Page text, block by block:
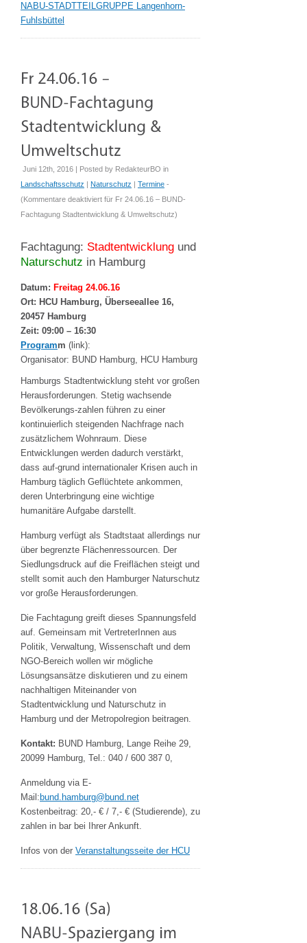
NABU-STADTTEILGRUPPE Langenhorn-
Fuhlsbüttel
Juni 12th, 2016 | Posted by RedakteurBO in
Landschaftsschutz
Naturschutz Termine -
(Kommentare deaktiviert für Fr 24.06.16 – BUND-
Fachtagung Stadtentwicklung & Umweltschutz)
Fachtagung: Stadtentwicklung und
Naturschutz in Hamburg
Datum: Freitag 24.06.16
Ort: HCU Hamburg, Überseeallee 16,
20457 Hamburg
Zeit: 09:00 – 16:30
Programm (link):
Organisator: BUND Hamburg, HCU Hamburg
Hamburgs Stadtentwicklung steht vor großen
Herausforderungen. Stetig wachsende
Bevölkerungs-zahlen führen zu einer
kontinuierlich steigenden Nachfrage nach
zusätzlichem Wohnraum. Diese
Entwicklungen werden dadurch verstärkt,
dass auf-grund internationaler Krisen auch in
Hamburg täglich Geflüchtete ankommen,
deren Unterbringung eine wichtige
humanitäre Aufgabe darstellt.
Hamburg verfügt als Stadtstaat allerdings nur
über begrenzte Flächenressourcen. Der
Siedlungsdruck auf die Freiflächen steigt und
stellt somit auch den Hamburger Naturschutz
vor große Herausforderungen.
Die Fachtagung greift dieses Spannungsfeld
auf. Gemeinsam mit VertreterInnen aus
Politik, Verwaltung, Wissenschaft und dem
NGO-Bereich wollen wir mögliche
Lösungsansätze diskutieren und zu einem
nachhaltigen Miteinander von
Stadtentwicklung und Naturschutz in
Hamburg und der Metropolregion beitragen.
Kontakt: BUND Hamburg, Lange Reihe 29,
20099 Hamburg, Tel.: 040 / 600 387 0,
Anmeldung via E-
Mail: bund.hamburg@bund.net
Kostenbeitrag: 20,- € / 7,- € (Studierende), zu
zahlen in bar bei Ihrer Ankunft.
Infos von der Veranstaltungsseite der HCU